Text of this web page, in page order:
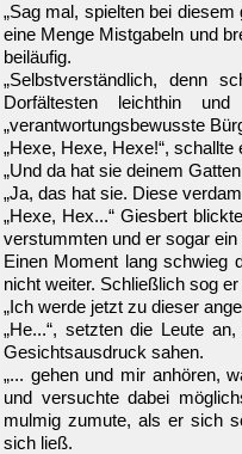
„Sag mal, spielten bei
eine Menge Mistgabeln und
beiläufig.
„Selbstverständlich, denn
Dorfältesten leichthin
„verantwortungsbewusste
„Hexe, Hexe, Hexe!“,
„Und da hat sie deinem
„Ja, das hat sie. Diese
„Hexe, Hex...“ Giesbert
verstummten und er sogar
Einen Moment lang schwieg
nicht weiter. Schließlich sog
„Ich werde jetzt zu dieser
„He...“, setzten die Leute
Gesichtsausdruck sahen.
„... gehen und mir anhören,
und versuchte dabei
mulmig zumute, als er sich
sich ließ.